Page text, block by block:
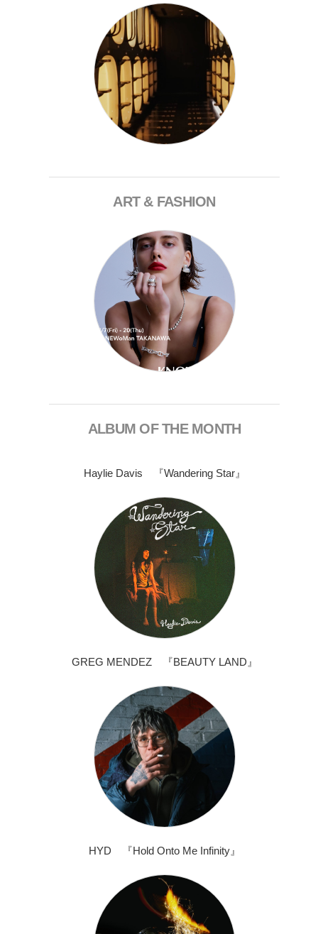
ART & FASHION
ALBUM OF THE MONTH
Haylie Davis 『Wandering Star』
GREG MENDEZ 『BEAUTY LAND』
HYD 『Hold Onto Me Infinity』